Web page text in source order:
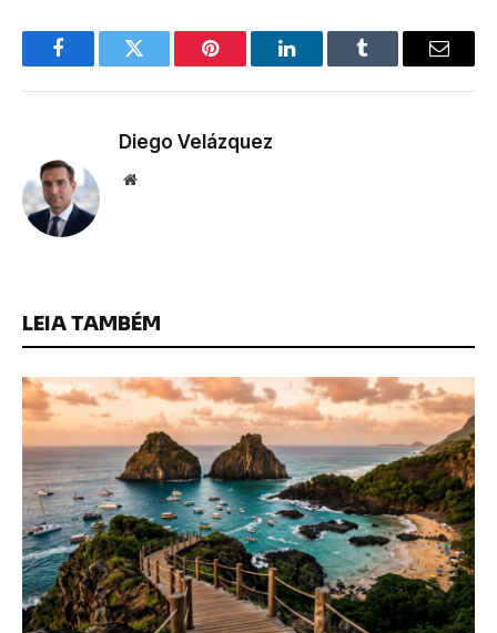
FacebookTwitter Pinterest LinkedInTumblr Email
Diego Velázquez
Website
LEIA TAMBÉM